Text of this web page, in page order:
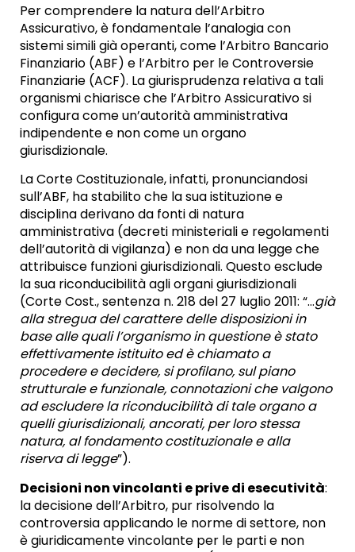
Per comprendere la natura dell’Arbitro
Assicurativo, è fondamentale l’analogia con
sistemi simili già operanti, come l’Arbitro Bancario
Finanziario (ABF) e l’Arbitro per le Controversie
Finanziarie (ACF). La giurisprudenza relativa a tali
organismi chiarisce che l’Arbitro Assicurativo si
configura come un’autorità amministrativa
indipendente e non come un organo
giurisdizionale.
La Corte Costituzionale, infatti, pronunciandosi
sull’ABF, ha stabilito che la sua istituzione e
disciplina derivano da fonti di natura
amministrativa (decreti ministeriali e regolamenti
dell’autorità di vigilanza) e non da una legge che
attribuisce funzioni giurisdizionali. Questo esclude
la sua riconducibilità agli organi giurisdizionali
(Corte Cost., sentenza n. 218 del 27 luglio 2011: “…già
alla stregua del carattere delle disposizioni in
base alle quali l’organismo in questione è stato
effettivamente istituito ed è chiamato a
procedere e decidere, si profilano, sul piano
strutturale e funzionale, connotazioni che valgono
ad escludere la riconducibilità di tale organo a
quelli giurisdizionali, ancorati, per loro stessa
natura, al fondamento costituzionale e alla
riserva di legge”).
Decisioni non vincolanti e prive di esecutività:
la decisione dell’Arbitro, pur risolvendo la
controversia applicando le norme di settore, non
è giuridicamente vincolante per le parti e non